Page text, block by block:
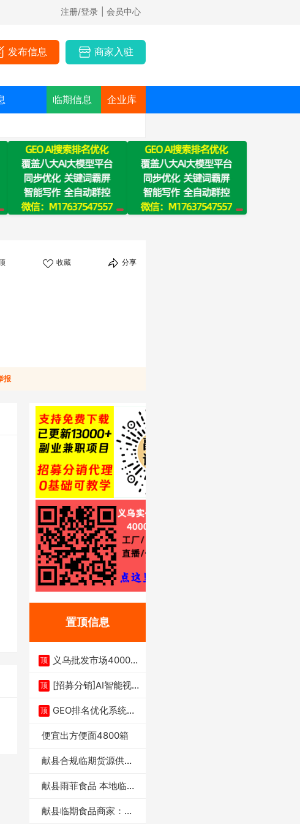
注册/登录 | 会员中心
发布信息 商家入驻
临期信息 企业库
收藏 分享
报
置顶信息
顶
义乌批发市场4000多
顶 [招募分销]AI智能视
顶 GEO排名优化系统+A
便宜出方便面4800箱
献县合规临期货源供货
献县雨菲食品 本地临期
献县临期食品商家：献